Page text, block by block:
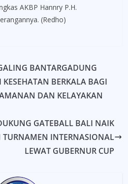
AKBP Hannry P.H.
(Redho)
BANTARGADUNG
BERKALA BAGI
DAN KELAYAKAN
GATEBALL BALI NAIK
TURNAMEN INTERNASIONAL
LEWAT GUBERNUR CUP